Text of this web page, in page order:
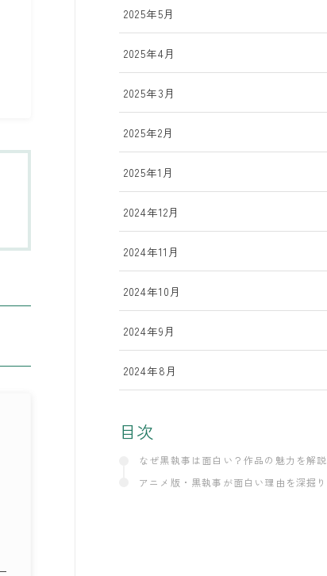
2025年5月
2025年4月
2025年3月
2025年2月
2025年1月
2024年12月
2024年11月
2024年10月
2024年9月
2024年8月
目次
なぜ黒執事は面白い？作品の魅力を解説
アニメ版・黒執事が面白い理由を深掘り